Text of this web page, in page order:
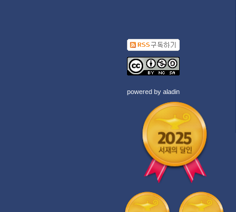
powered by aladin